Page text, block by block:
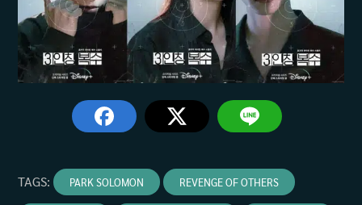
TAGS: PARK SOLOMON REVENGE OF OTHERS